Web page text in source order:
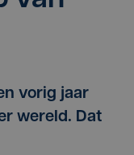
vorig jaar
wereld. Dat